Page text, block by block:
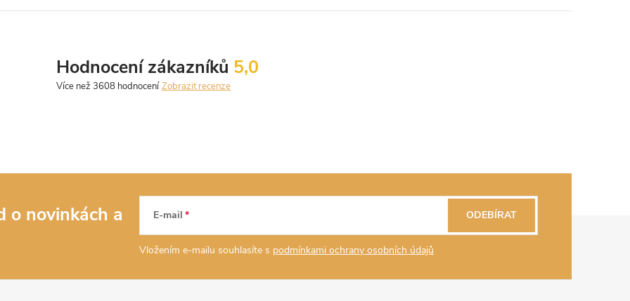
5,0
Hodnocení zákazníků
Zobrazit recenze
o novinkách a
E-mail
Vložením e-mailu souhlasíte s podmínkami ochrany osobních údajů
ODEBÍRAT